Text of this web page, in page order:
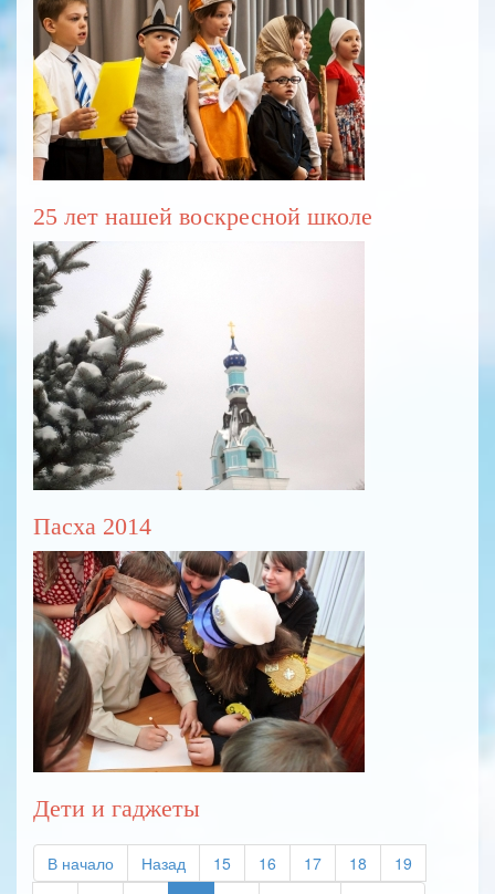
25 лет нашей воскресной школе
Пасха 2014
Дети и гаджеты
В начало Назад 15 16 17 18
19